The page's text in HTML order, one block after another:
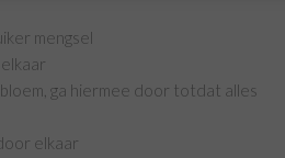
mengsel
ga hiermee door totdat alles
elkaar